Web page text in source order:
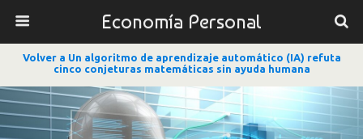
Economía Personal
Volver a Un algoritmo de aprendizaje automático (IA) refuta
cinco conjeturas matemáticas sin ayuda humana